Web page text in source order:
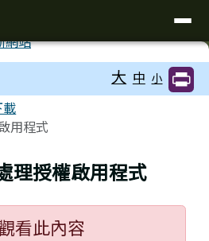
大 中 小
用程式
理授權啟用程式
看此內容